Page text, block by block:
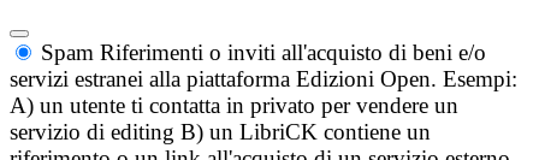
Spam Riferimenti o inviti all'acquisto di beni e/o
servizi estranei alla piattaforma Edizioni Open. Esempi:
A) un utente ti contatta in privato per vendere un
servizio di editing B) un LibriCK contiene un